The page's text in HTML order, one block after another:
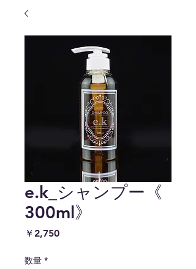
e.k_シャンプー《
300ml》
￥2,750価
数量 *